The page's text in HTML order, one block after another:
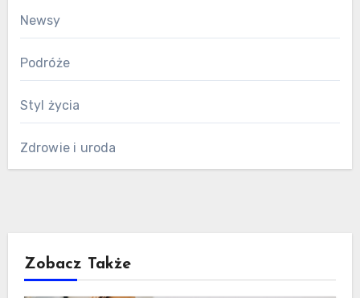
Newsy
Podróże
Styl życia
Zdrowie i uroda
Zobacz Także